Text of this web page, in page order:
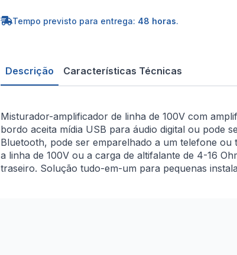
e
Tempo previsto para entrega: 48 horas.
Descrição Características Técnicas
Misturador-amplificador de linha de 100V com
bordo aceita mídia USB para áudio digital ou pode
Bluetooth, pode ser emparelhado a um telefone
a linha de 100V ou a carga de altifalante de 4-16
traseiro. Solução tudo-em-um para pequenas